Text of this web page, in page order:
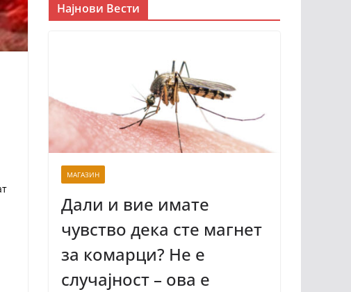
Најнови Вести
МАГАЗИН
Дали и вие имате
чувство дека сте магнет
за комарци? Не е
случајност – ова е